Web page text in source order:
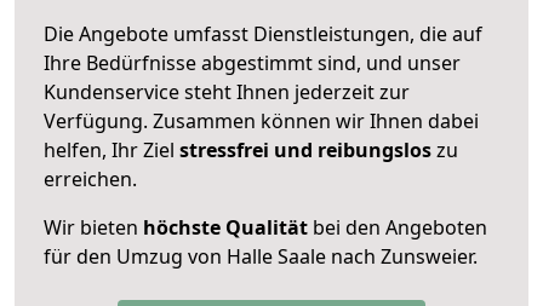
Die Angebote umfasst Dienstleistungen, die auf
Ihre Bedürfnisse abgestimmt sind, und unser
Kundenservice steht Ihnen jederzeit zur
Verfügung. Zusammen können wir Ihnen dabei
helfen, Ihr Ziel stressfrei und reibungsloszu
erreichen.
Wir bieten höchste Qualität bei den Angeboten
für den Umzug von Halle Saale nach Zunsweier.